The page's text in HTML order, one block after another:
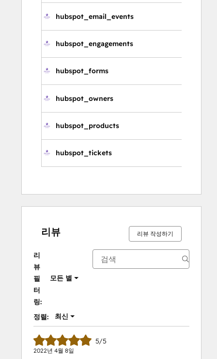
hubspot_email_events
hubspot_engagements
hubspot_forms
hubspot_owners
hubspot_products
hubspot_tickets
리뷰 리뷰 작성하기
리
뷰
필
터
링:
모든 별
정렬: 최신
5/5
2022년 4월 8일